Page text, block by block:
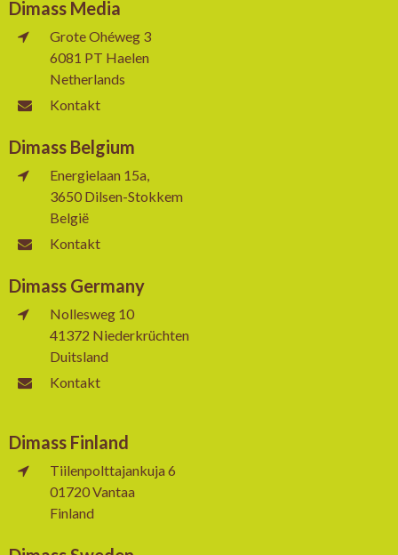
Dimass Media
Grote Ohéweg 3
6081 PT Haelen
Netherlands
Kontakt
Dimass Belgium
Energielaan 15a,
3650 Dilsen-Stokkem
België
Kontakt
Dimass Germany
Nollesweg 10
41372 Niederkrüchten
Duitsland
Kontakt
Dimass Finland
Tiilenpolttajankuja 6
01720 Vantaa
Finland